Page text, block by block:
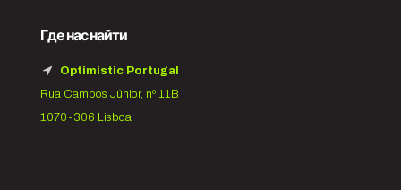
Где нас найти
Optimistic Portugal
Rua Campos Júnior, nº 11B
1070-306 Lisboa